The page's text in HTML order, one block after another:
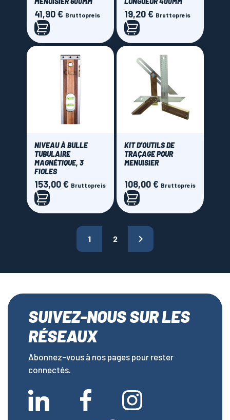
Preis
41,90 € Bruttopreis Preis
19,20 € Bruttopreis
NIVEAU À BULLE
TUBULAIRE
MAGNÉTIQUE, 3
FIOLES
Preis
153,00 € Bruttopreis
KIT D'OUTILS DE
TRAÇAGE POUR
MENUISIER
Preis
108,00 € Bruttopreis
1 2 
SUIVEZ-NOUS SUR LES
RÉSEAUX
Abonnez-vous à nos pages pour rester
connectés.